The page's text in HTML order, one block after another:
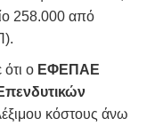
258.000 από
ο ΕΦΕΠΑΕ
κόστους άνω